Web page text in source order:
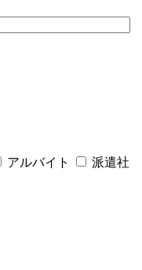
アルバイト
派遣社